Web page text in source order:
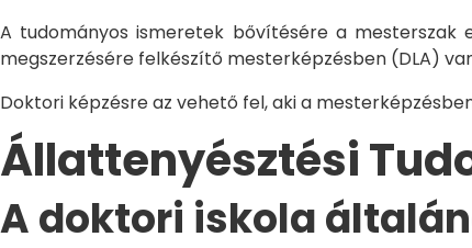
A tudományos ismeretek bővítésére a mesterszak
megszerzésére felkészítő mesterképzésben (DLA)
Doktori képzésre az vehető fel, aki a
Állattenyésztési
A doktori iskola